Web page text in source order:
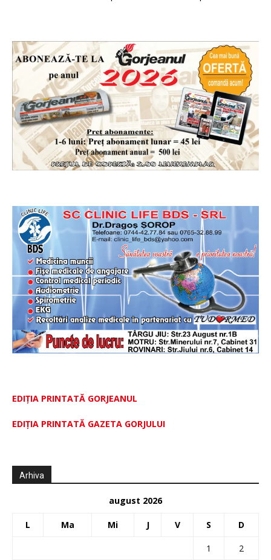
EDIȚIA PRINTATĂ GORJEANUL
EDIŢIA PRINTATĂ GAZETA GORJULUI
Arhiva
august 2026
L Ma Mi J V S D
1 2